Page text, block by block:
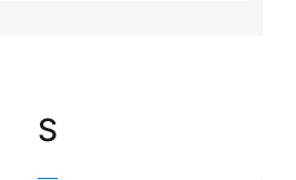
S